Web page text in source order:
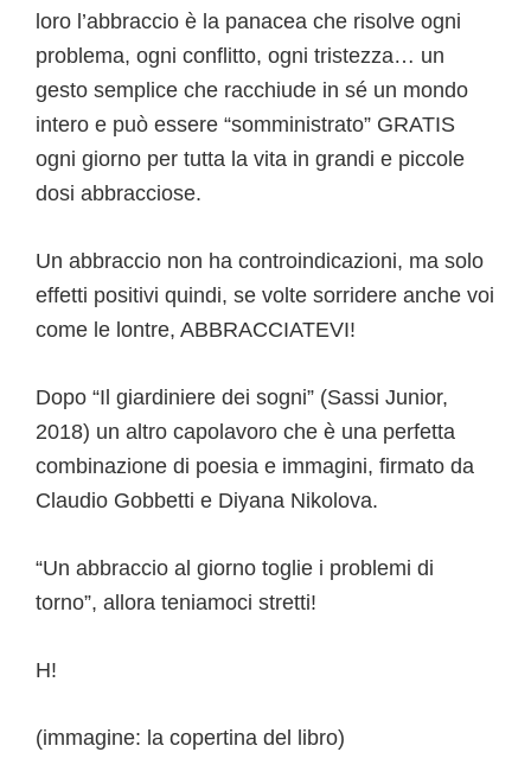
loro l’abbraccio è la panacea che risolve ogni
problema, ogni conflitto, ogni tristezza… un
gesto semplice che racchiude in sé un mondo
intero e può essere “somministrato” GRATIS
ogni giorno per tutta la vita in grandi e piccole
dosi abbracciose.
Un abbraccio non ha controindicazioni, ma solo
effetti positivi quindi, se volte sorridere anche voi
come le lontre, ABBRACCIATEVI!
Dopo “Il giardiniere dei sogni” (Sassi Junior,
2018) un altro capolavoro che è una perfetta
combinazione di poesia e immagini, firmato da
Claudio Gobbetti e Diyana Nikolova.
“Un abbraccio al giorno toglie i problemi di
torno”, allora teniamoci stretti!
H!
(immagine: la copertina del libro)